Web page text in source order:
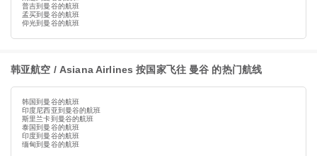
普吉到曼谷的航班
孟买到曼谷的航班
仰光到曼谷的航班
韩亚航空 / Asiana Airlines 按国家飞往 曼谷 的热门航线
韩国到曼谷的航班
印度尼西亚到曼谷的航班
斯里兰卡到曼谷的航班
泰国到曼谷的航班
印度到曼谷的航班
缅甸到曼谷的航班